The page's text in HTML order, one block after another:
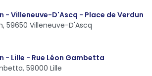
- Villeneuve-D'Ascq - Place de Verdun
59650 Villeneuve-D'Ascq
- Lille - Rue Léon Gambetta
59000 Lille